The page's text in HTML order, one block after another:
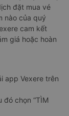
đặt mua vé
nào của quý
cam kết
giá hoặc hoàn
app Vexere trên
đó chọn “TÌM